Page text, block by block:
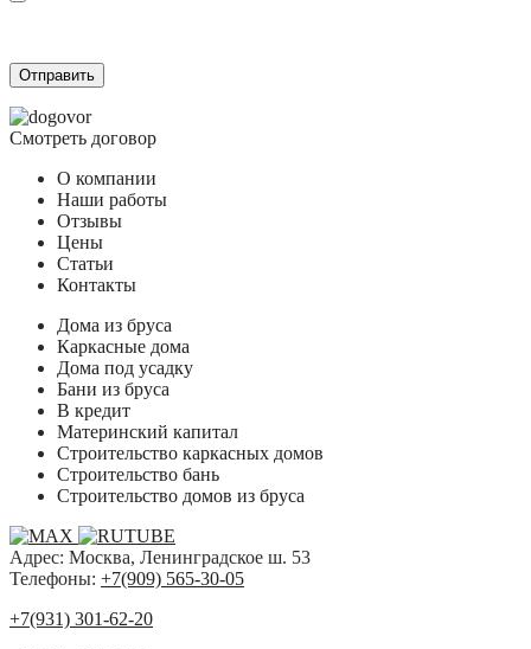
Смотреть договор
О компании
Наши работы
Отзывы
Цены
Статьи
Контакты
Дома из бруса
Каркасные дома
Дома под усадку
Бани из бруса
В кредит
Материнский капитал
Строительство каркасных домов
Строительство бань
Строительство домов из бруса
Адрес: Москва, Ленинградское ш. 53
Телефоны: +7(909) 565-30-05
+7(931) 301-62-20